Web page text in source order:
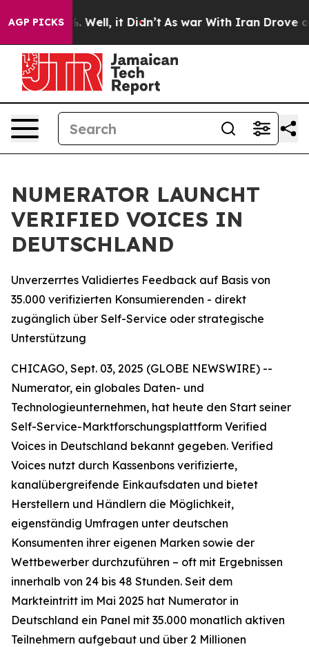
AGP PICKS
40%. Well, it Didn’t As war With Iran Drove oil
NUMERATOR LAUNCHT
VERIFIED VOICES IN
DEUTSCHLAND
Unverzerrtes Validiertes Feedback auf Basis von
35.000 verifizierten Konsumierenden - direkt
zugänglich über Self-Service oder strategische
Unterstützung
CHICAGO, Sept. 03, 2025 (GLOBE NEWSWIRE) --
Numerator, ein globales Daten- und
Technologieunternehmen, hat heute den Start seiner
Self-Service-Marktforschungsplattform Verified
Voices in Deutschland bekannt gegeben. Verified
Voices nutzt durch Kassenbons verifizierte,
kanalübergreifende Einkaufsdaten und bietet
Herstellern und Händlern die Möglichkeit,
eigenständig Umfragen unter deutschen
Konsumenten ihrer eigenen Marken sowie der
Wettbewerber durchzuführen – oft mit Ergebnissen
innerhalb von 24 bis 48 Stunden. Seit dem
Markteintritt im Mai 2025 hat Numerator in
Deutschland ein Panel mit 35.000 monatlich aktiven
Teilnehmern aufgebaut und über 2 Millionen